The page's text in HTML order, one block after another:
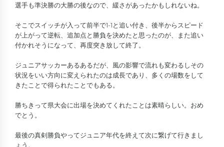
選手も準決勝の大勝の後なので、緩さがあったかもしれないね。
そこでスイッチが入って前半で1-1と追い付き、後半からスピード
が上がって逆転、追加点と勝負を決めたと思ったのが、また追い
付かれそうになって、再度突き放して終了。
ジュニアサッカーあるあるだが、風の影響で流れも変わるしその
状況をいい方向に変えられたのは成長であり、多くの場数をして
きたことで得られたことでもある。
勝ちきって県大会に出場を決めてくれたことは素晴らしい。おめ
でとう。
最後の真剣勝負やってジュニア年代を終えて次に繋げて行きまし
ょう。